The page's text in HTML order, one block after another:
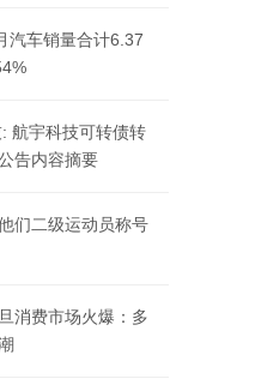
汽车销量合计6.37
航宇科技可转债转
告内容摘要
们二级运动员称号
消费市场火爆：多